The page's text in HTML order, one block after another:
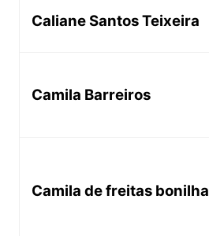
Caliane Santos Teixeira
Camila Barreiros
Camila de freitas bonilha